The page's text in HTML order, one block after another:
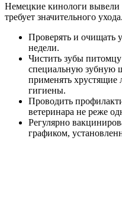
Немецкие кинологи вывели
требует значительного
Проверять и очищать
недели.
Чистить зубы питомцу
специальную зубную
применять хрустящие
гигиены.
Проводить
ветеринара не реже
Регулярно
графиком,